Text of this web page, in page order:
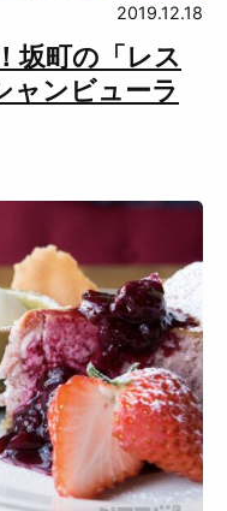
坂町の「レス
ャンビューラ
2019.12.18